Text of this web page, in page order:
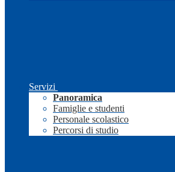
Servizi
Panoramica
Famiglie e studenti
Personale scolastico
Percorsi di studio